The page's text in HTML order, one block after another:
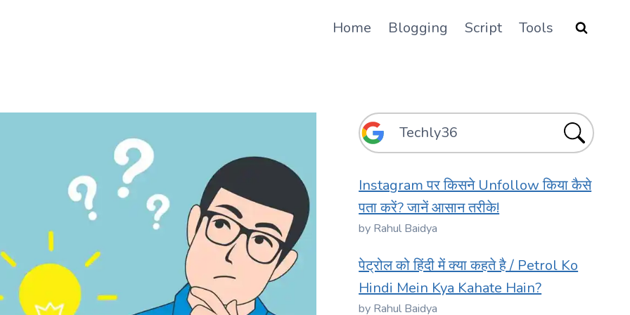
Home Blogging Script Tools
Instagram पर किसने Unfollow किया कैसे
पता करें? जानें आसान तरीके!
by Rahul Baidya
पेट्रोल को हिंदी में क्या कहते है / Petrol Ko
Hindi Mein Kya Kahate Hain?
by Rahul Baidya